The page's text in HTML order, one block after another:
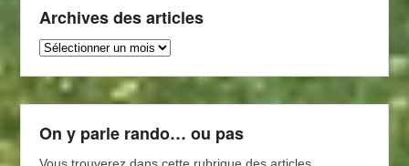
Archives des articles
Archives
articles
On y parle rando… ou pas